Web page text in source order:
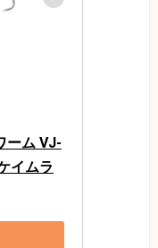
ーム VJ-
イムラ